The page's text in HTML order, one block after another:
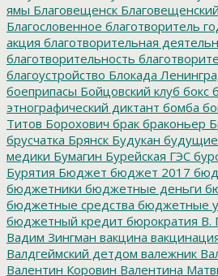
ямы Благовещенск
Благословенное благотворитель
акция благотворительная
благотворительность
благоустройство Блокада
боеприпасы Бойцовский клуб бокс
этнографический диктант бомба
Титов Борохович брак браконьер
брусчатка Брянск Будукан будущие
медики Бумагин Бурейская ГЭС
Бурятия Бюджет бюджет 2017
бюджетники бюджетные деньги
бюджетные средства бюджетные
бюджетный кредит бюрократия В.
Вадим Зингман вакцина
Валдгеймский детдом валежник
Валентин Коровин Валентина